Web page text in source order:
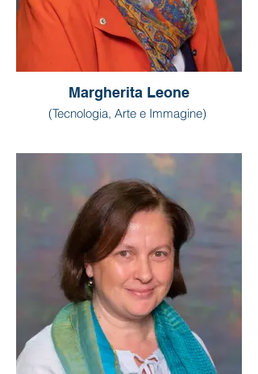
Margherita Leone
(Tecnologia, Arte e Immagine)